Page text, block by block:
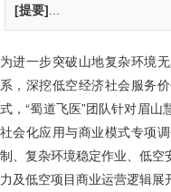
[提要]
为进一步突破山地复杂环境
系，深挖低空经济社会服务
式，“蜀道飞医”团队针对眉山
社会化应用与商业模式专项
制、复杂环境稳定作业、低
力及低空项目商业运营逻辑